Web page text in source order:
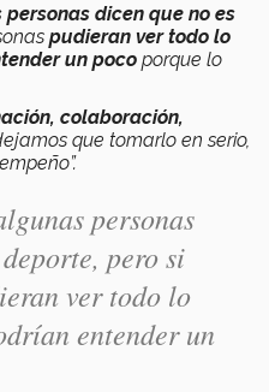
dicen que no es
pudieran ver todo lo
un poco porque lo
colaboración,
que tomarlo en serio,
personas
pero si
ver todo lo
entender un